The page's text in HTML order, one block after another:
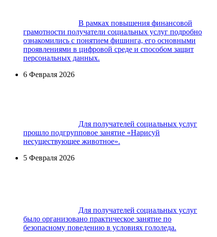
В рамках повышения финансовой
грамотности получатели социальных услуг подробно
ознакомились с понятием фишинга, его основными
проявлениями в цифровой среде и способом защит
персональных данных.
6 Февраля 2026
Для получателей социальных услуг
прошло подгрупповое занятие «Нарисуй
несуществующее животное».
5 Февраля 2026
Для получателей социальных услуг
было организовано практическое занятие по
безопасному поведению в условиях гололеда.